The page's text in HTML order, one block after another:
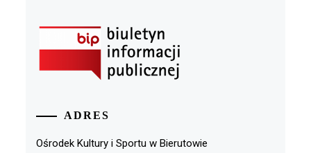
ADRES
Ośrodek Kultury i Sportu w Bierutowie